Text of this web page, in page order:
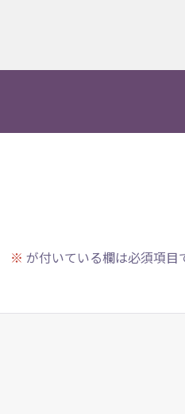
※ が付いている欄は必須項目